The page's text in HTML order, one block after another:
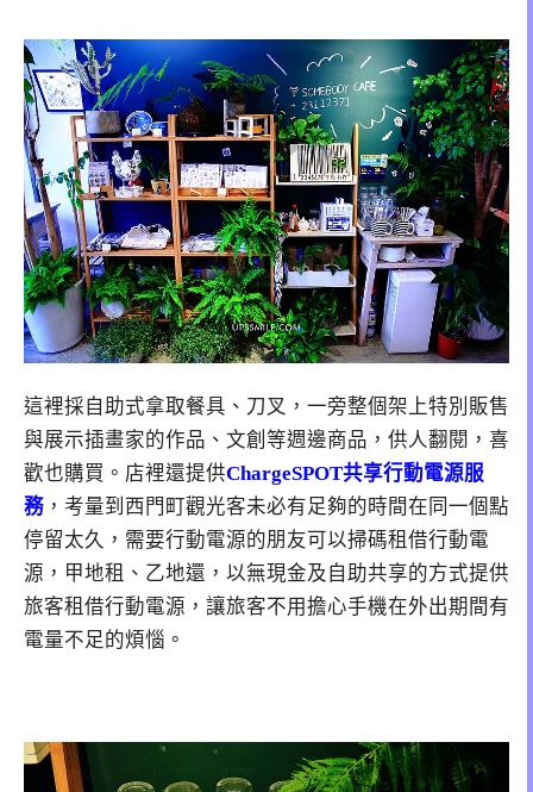
這裡採自助式拿取餐具、刀叉，一旁整個架上特別販售
與展示插畫家的作品、文創等週邊商品，供人翻閱，喜
歡也購買。店裡還提供ChargeSPOT共享行動電源服
務 ，考量到西門町觀光客未必有足夠的時間在同一個點
停留太久，需要行動電源的朋友可以掃碼租借行動電
源，甲地租、乙地還，以無現金及自助共享的方式提供
旅客租借行動電源，讓旅客不用擔心手機在外出期間有
電量不足的煩惱。